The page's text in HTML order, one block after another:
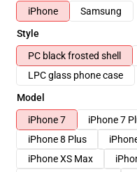
iPhone
Samsung
Style
PC black frosted shell
LPC glass phone case
Model
iPhone 7
iPhone 7
iPhone 8 Plus
iPhone XS Max